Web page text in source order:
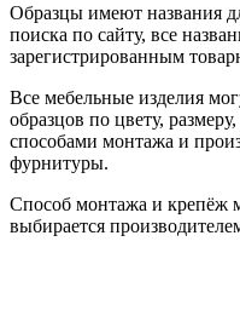
Образцы имеют названия
поиска по сайту, все
зарегистрированным
Все мебельные изделия
образцов по цвету,
способами монтажа и
фурнитуры.
Способ монтажа и крепёж
выбирается